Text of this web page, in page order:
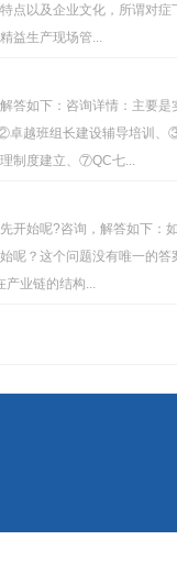
点以及企业文化，所谓对
益生产现场管...
答如下：咨询详情：主要
越班组长建设辅导培训
制度建立、⑦QC七...
开始呢?咨询，解答如下：
呢？这个问题没有唯一的
业链的结构...